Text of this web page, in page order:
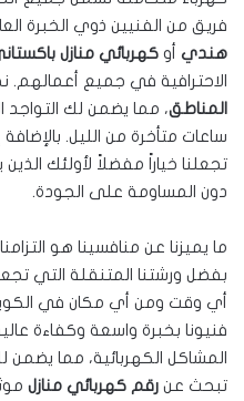
فريق من الفنيين ذوي الخبرة
هندي أو كهربائي منازل
الاحترافية في جميع أعمالهم.
المناطق، مما يضمن لك
ساعات متأخرة من الليل.
تجعلنا خياراً مفضلاً لأولئك
دون المساومة على الجودة.
ما يميزنا عن منافسينا هو
بفضل ورشتنا المتنقلة التي
أي وقت ومن أي مكان في
فنيونا بخبرة واسعة وكفاءة
المشاكل الكهربائية، مما يضمن
تبحث عن رقم كهربائي منازل